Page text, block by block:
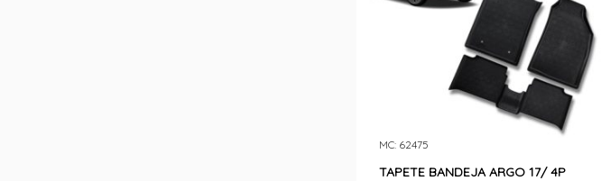
TAPETE BANDEJA ARGO 17/ 4P
MC: 62475